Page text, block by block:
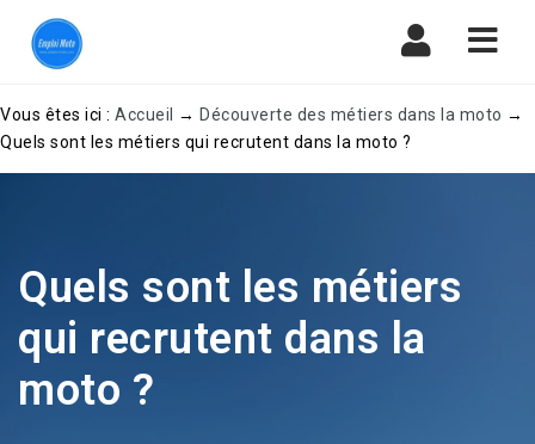
Vous êtes ici : Accueil → Découverte des métiers dans la moto →
Quels sont les métiers qui recrutent dans la moto ?
Quels sont les métiers
qui recrutent dans la
moto ?